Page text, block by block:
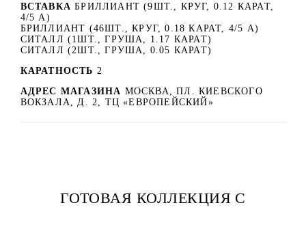
ВСТАВКА БРИЛЛИАНТ (9ШТ., КРУГ, 0.12 КАРАТ,
4/5 А)
БРИЛЛИАНТ (46ШТ., КРУГ, 0.18 КАРАТ, 4/5 А)
СИТАЛЛ (1ШТ., ГРУША, 1.17 КАРАТ)
СИТАЛЛ (2ШТ., ГРУША, 0.05 КАРАТ)
КАРАТНОСТЬ 2
АДРЕС МАГАЗИНА МОСКВА, ПЛ. КИЕВСКОГО
ВОКЗАЛА, Д. 2, ТЦ «ЕВРОПЕЙСКИЙ»
ГОТОВАЯ КОЛЛЕКЦИЯ С